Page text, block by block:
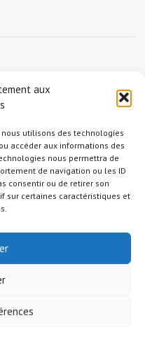
aux
utilisons des technologies
accéder aux informations des
nous permettra de
de navigation ou les ID
consentir ou de retirer son
sur certaines caractéristiques et
vous utilisez une photo. Si vous